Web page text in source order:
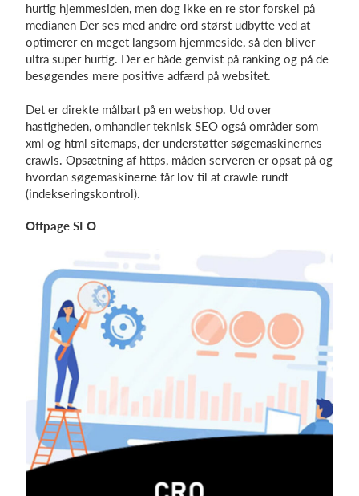
hurtig hjemmesiden, men dog ikke en re stor forskel på
medianen Der ses med andre ord størst udbytte ved at
optimerer en meget langsom hjemmeside, så den bliver
ultra super hurtig. Der er både genvist på ranking og på de
besøgendes mere positive adfærd på websitet.
Det er direkte målbart på en webshop. Ud over
hastigheden, omhandler teknisk SEO også områder som
xml og html sitemaps, der understøtter søgemaskinernes
crawls. Opsætning af https, måden serveren er opsat på og
hvordan søgemaskinerne får lov til at crawle rundt
(indekseringskontrol).
Offpage SEO